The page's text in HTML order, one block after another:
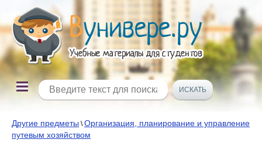
Другие предметы \Организация, планирование и управление
путевым хозяйством